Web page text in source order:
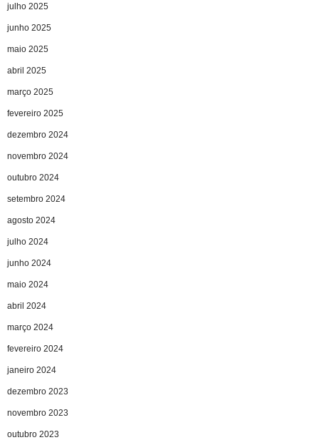
julho 2025
junho 2025
maio 2025
abril 2025
março 2025
fevereiro 2025
dezembro 2024
novembro 2024
outubro 2024
setembro 2024
agosto 2024
julho 2024
junho 2024
maio 2024
abril 2024
março 2024
fevereiro 2024
janeiro 2024
dezembro 2023
novembro 2023
outubro 2023